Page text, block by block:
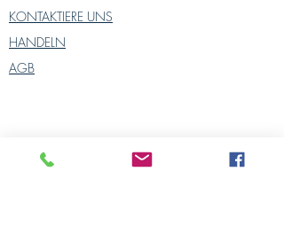
KONTAKTIERE UNS
HANDELN
AGB